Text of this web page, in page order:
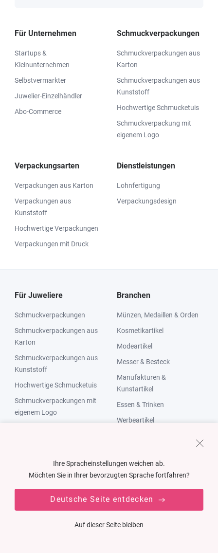
Für Unternehmen
Startups &
Kleinunternehmen
Selbstvermarkter
Juwelier-Einzelhändler
Abo-Commerce
Schmuckverpackungen
Schmuckverpackungen aus
Karton
Schmuckverpackungen aus
Kunststoff
Hochwertige Schmucketuis
Schmuckverpackung mit
eigenem Logo
Verpackungsarten
Verpackungen aus Karton
Verpackungen aus
Kunststoff
Hochwertige Verpackungen
Verpackungen mit Druck
Dienstleistungen
Lohnfertigung
Verpackungsdesign
Für Juweliere
Schmuckverpackungen
Schmuckverpackungen aus
Karton
Schmuckverpackungen aus
Kunststoff
Hochwertige Schmucketuis
Schmuckverpackungen mit
eigenem Logo
Schmuckverpackungen für
Branchen
Münzen, Medaillen & Orden
Kosmetikartikel
Modeartikel
Messer & Besteck
Manufakturen &
Kunstartikel
Essen & Trinken
Werbeartikel
Ihre Spracheinstellungen weichen ab.
Möchten Sie in Ihrer bevorzugten Sprache fortfahren?
Deutsche Seite entdecken
Auf dieser Seite bleiben